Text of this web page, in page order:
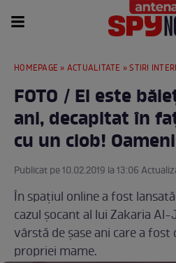
HOMEPAGE » ACTUALITATE »STIRI
FOTO / El este
ani, decapitat în
cu un ciob!
Publicat pe 10.02.2019 la 13:06
În spațiul online a fost
cazul șocant al lui Zakaria
vârstă de șase ani care a
propriei mame.